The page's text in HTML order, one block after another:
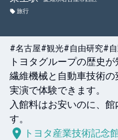
旅行
#名古屋#観光#自由研究#
トヨタグループの歴史が
繊維機械と自動車技術
実演で体験できます。
入館料はお安いのに、
す。
トヨタ産業技術記念